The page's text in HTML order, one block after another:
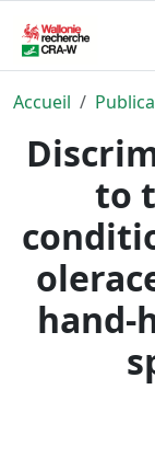
Accueil
to
hand-